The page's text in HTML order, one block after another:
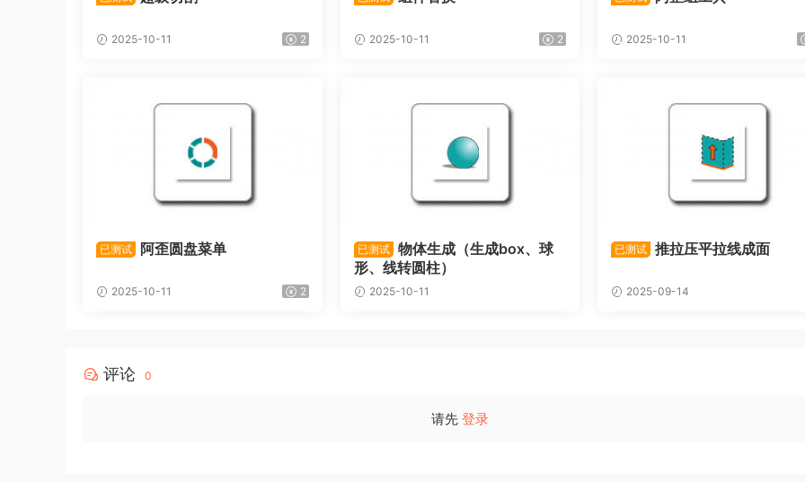
2025-10-11 2 2025-10-11 2 2025-10-11
已测试 阿歪圆盘菜单
2025-10-11 2
已测试
物体生成（生成box、球
形、线转圆柱）
2025-10-11
已测试 推拉压平拉线成面
2025-09-14
评论 0
请先 登录